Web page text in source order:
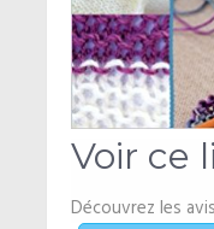
Voir ce
Découvrez les